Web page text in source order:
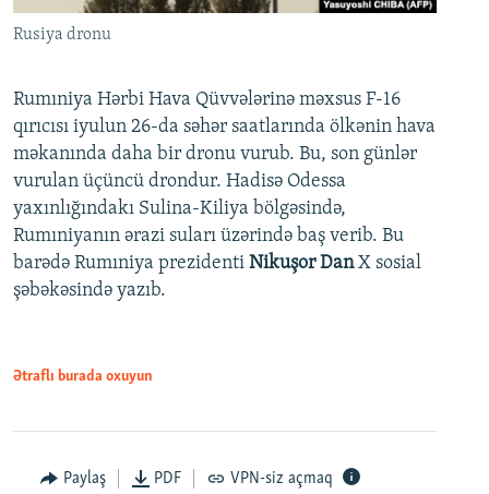
Rusiya dronu
Rumıniya Hərbi Hava Qüvvələrinə məxsus F-16
qırıcısı iyulun 26-da səhər saatlarında ölkənin hava
məkanında daha bir dronu vurub. Bu, son günlər
vurulan üçüncü drondur. Hadisə Odessa
yaxınlığındakı Sulina-Kiliya bölgəsində,
Rumıniyanın ərazi suları üzərində baş verib. Bu
barədə Rumıniya prezidenti Nikuşor DanX sosial
şəbəkəsində yazıb.
Ətraflı burada oxuyun
Paylaş PDF VPN-siz açmaq